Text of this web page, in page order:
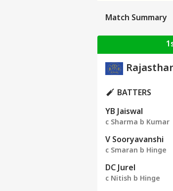
Match Summary
BATTERS
YB Jaiswal
c Sharma b Kumar
V Sooryavanshi
c Smaran b Hinge
DC Jurel
c Nitish b Hinge